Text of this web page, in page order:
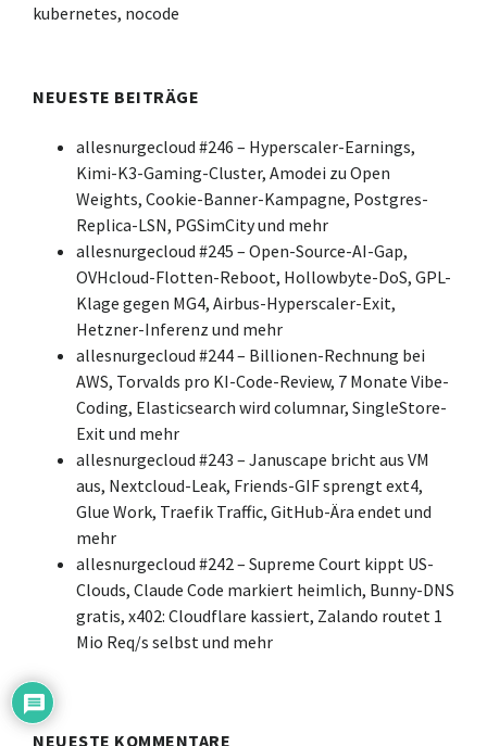
kubernetes, nocode
NEUESTE BEITRÄGE
allesnurgecloud #246 – Hyperscaler-Earnings,
Kimi-K3-Gaming-Cluster, Amodei zu Open
Weights, Cookie-Banner-Kampagne, Postgres-
Replica-LSN, PGSimCity und mehr
allesnurgecloud #245 – Open-Source-AI-Gap,
OVHcloud-Flotten-Reboot, Hollowbyte-DoS, GPL-
Klage gegen MG4, Airbus-Hyperscaler-Exit,
Hetzner-Inferenz und mehr
allesnurgecloud #244 – Billionen-Rechnung bei
AWS, Torvalds pro KI-Code-Review, 7 Monate Vibe-
Coding, Elasticsearch wird columnar, SingleStore-
Exit und mehr
allesnurgecloud #243 – Januscape bricht aus VM
aus, Nextcloud-Leak, Friends-GIF sprengt ext4,
Glue Work, Traefik Traffic, GitHub-Ära endet und
mehr
allesnurgecloud #242 – Supreme Court kippt US-
Clouds, Claude Code markiert heimlich, Bunny-DNS
gratis, x402: Cloudflare kassiert, Zalando routet 1
Mio Req/s selbst und mehr
NEUESTE KOMMENTARE